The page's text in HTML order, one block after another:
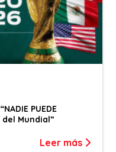
PUEDE
del Mundial”
Leer más